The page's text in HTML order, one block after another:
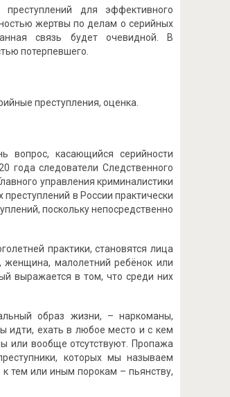
преступлений для эффективного
жертвы по делам о серийных
связь будет очевидной. В
потерпевшего.
преступления, оценка.
вопрос, касающийся серийности
года следователи Следственного
управления криминалистики
в России практически
поскольку непосредственно
практики, становятся лица
женщина, малолетний ребёнок или
выражается в том, что среди них
образ жизни, – наркоманы,
идти, ехать в любое место и с кем
или вообще отсутствуют. Пропажа
которых мы называем
тем или иным порокам – пьянству,